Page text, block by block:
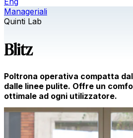
Manageriali
Quinti Lab
Blitz
Poltrona operativa compatta
dalle linee pulite. Offre un
ottimale ad ogni utilizzatore.